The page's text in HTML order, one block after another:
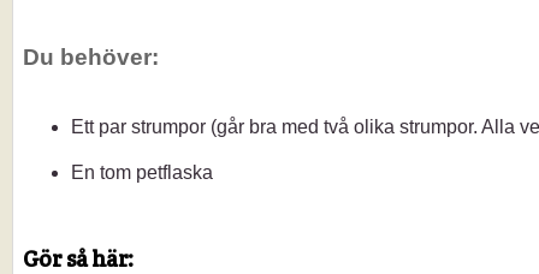
Du behöver:
Ett par strumpor (går bra med två olika strumpor. Alla
En tom petflaska
Gör så här: